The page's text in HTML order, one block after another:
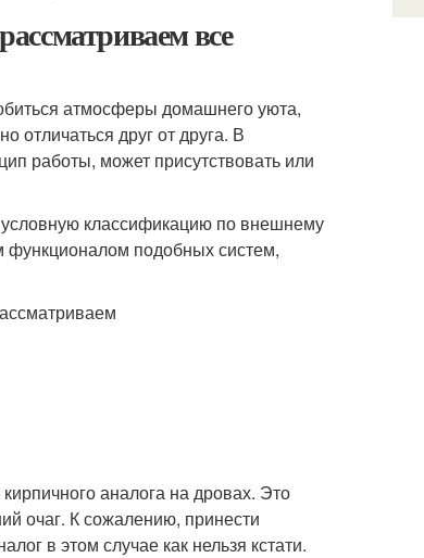
все
атмосферы домашнего уюта,
отличаться друг от друга. В
работы, может присутствовать или
классификацию по внешнему
функционалом подобных систем,
аналога на дровах. Это
очаг. К сожалению, принести
в этом случае как нельзя кстати.